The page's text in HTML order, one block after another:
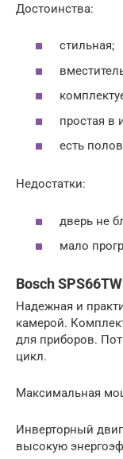
Достоинства:
стильная;
простая в
есть
Недостатки:
дверь не
мало
Bosch
Надежная и
камерой.
для приборов.
цикл.
Максимальная
Инверторный
высокую